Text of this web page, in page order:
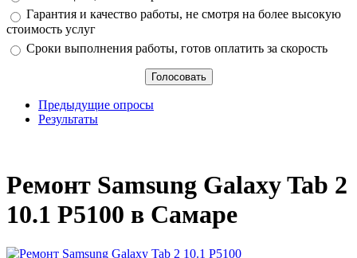
Гарантия и качество работы, не смотря на более высокую
стоимость услуг
Сроки выполнения работы, готов оплатить за скорость
Предыдущие опросы
Результаты
Ремонт Samsung Galaxy Tab 2
10.1 P5100 в Самаре